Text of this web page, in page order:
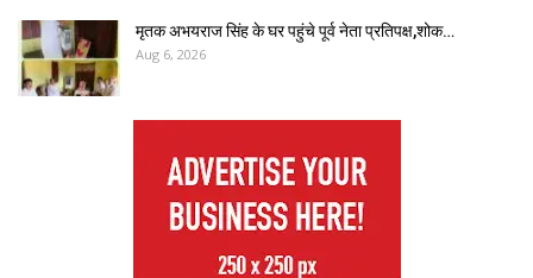
मृतक अभयराज सिंह के घर पहुंचे पूर्व नेता प्रतिपक्ष,शोक…
Aug 6, 2026